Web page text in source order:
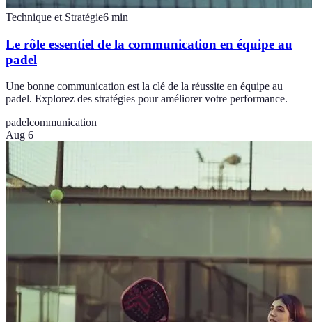
Technique et Stratégie6 min
Le rôle essentiel de la communication en équipe au
padel
Une bonne communication est la clé de la réussite en équipe au
padel. Explorez des stratégies pour améliorer votre performance.
padelcommunication
Aug 6